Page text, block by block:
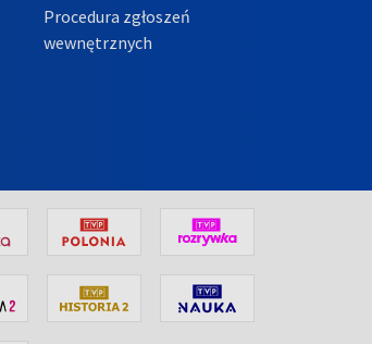
Procedura zgłoszeń
wewnętrznych